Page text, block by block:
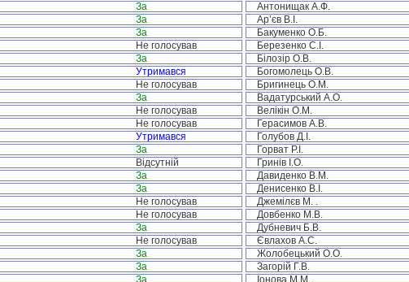
За Антонищак А.Ф.
За Ар’єв В.І.
За Бакуменко О.Б.
Не голосував Березенко С.І.
За Білозір О.В.
Утримався Богомолець О.В.
Не голосував Бригинець О.М.
За Вадатурський А.О.
Не голосував Велікін О.М.
Не голосував Герасимов А.В.
Утримався Голубов Д.І.
За Горват Р.І.
Відсутній Гринів І.О.
За Давиденко В.М.
За Денисенко В.І.
Не голосував Джемілєв М. .
Не голосував Довбенко М.В.
За Дубневич Б.В.
Не голосував Євлахов А.С.
За Жолобецький О.О.
За Загорій Г.В.
За Іонова М.М.